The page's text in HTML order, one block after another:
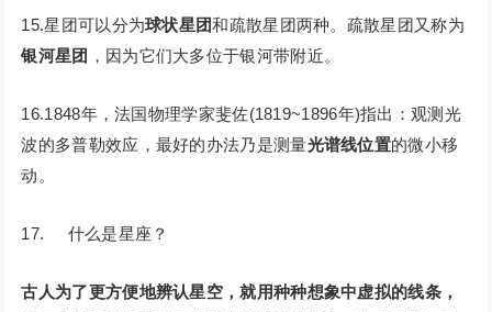
15.星团可以分为球状星团和疏散星团两种。疏散星团又称为
银河星团 ，因为它们大多位于银河带附近。
16.1848年，法国物理学家斐佐(1819~1896年)指出：观测光
波的多普勒效应，最好的办法乃是测量光谱线位置的微小移
动。
17. 什么是星座？
古人为了更方便地辨认星空，就用种种想象中虚拟的线条，